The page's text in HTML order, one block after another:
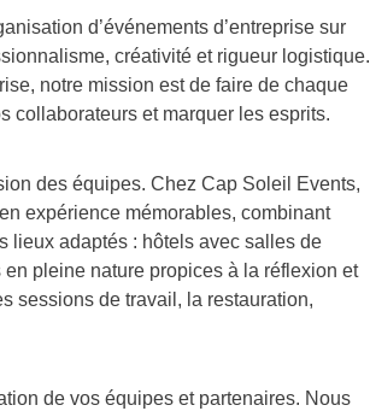
d’événements d’entreprise sur
créativité et rigueur logistique.
notre mission est de faire de chaque
collaborateurs et marquer les esprits.
des équipes. Chez Cap Soleil Events,
expérience mémorables, combinant
lieux adaptés : hôtels avec salles de
pleine nature propices à la réflexion et
sessions de travail, la restauration,
de vos équipes et partenaires. Nous